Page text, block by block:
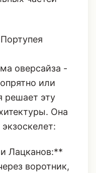
оверсайза -
эту
Она
Лацканов:**
воротник,
его